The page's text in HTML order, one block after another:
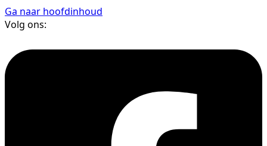
Ga naar hoofdinhoud
Volg ons: